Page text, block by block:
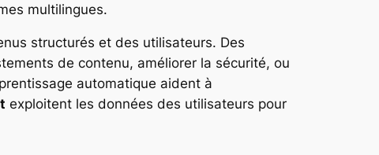
multilingues.
structurés et des utilisateurs. Des
de contenu, améliorer la sécurité, ou
automatique aident à
exploitent les données des utilisateurs pour